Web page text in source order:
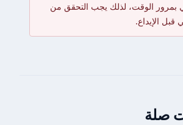
بمرور الوقت، لذلك يجب التحقق من
الإيداع.
صلة